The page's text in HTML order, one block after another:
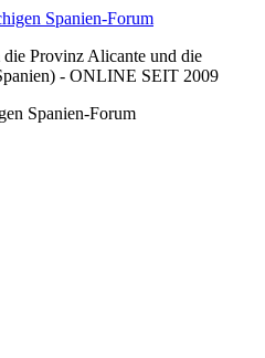
Provinz Alicante und die
- ONLINE SEIT 2009
Spanien-Forum